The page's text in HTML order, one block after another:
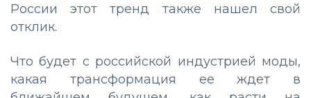
России этот тренд также нашел свой
отклик.
Что будет с российской индустрией моды,
какая трансформация ее ждет в